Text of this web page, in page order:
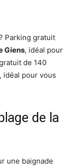
Parking gratuit
Giens, idéal pour
de 140
, idéal pour vous
de la
une baignade